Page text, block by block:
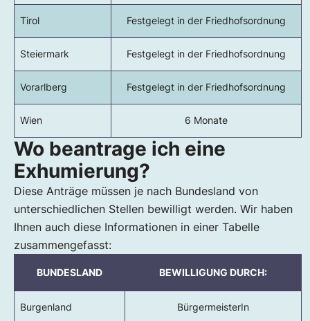
Tirol Festgelegt in der Friedhofsordnung
Steiermark Festgelegt in der Friedhofsordnung
Vorarlberg Festgelegt in der Friedhofsordnung
Wien 6 Monate
Wo beantrage ich eine
Exhumierung?
Diese Anträge müssen je nach Bundesland von
unterschiedlichen Stellen bewilligt werden. Wir haben
Ihnen auch diese Informationen in einer Tabelle
zusammengefasst:
BUNDESLAND BEWILLIGUNG DURCH:
Burgenland BürgermeisterIn